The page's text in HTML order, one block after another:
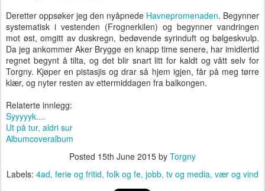
Deretter oppsøker jeg den nyåpnede Havnepromenaden. Begynner
systematisk i vestenden (Frognerkilen) og begynner vandringen
mot øst, omgitt av duskregn, bedøvende syrinduft og bølgeskvulp.
Da jeg ankommer Aker Brygge en knapp time senere, har imidlertid
regnet begynt å tilta, og det blir snart litt for kaldt og vått selv for
Torgny. Kjøper en pistasjis og drar så hjem igjen, får på meg tørre
klær, og nyter resten av ettermiddagen fra balkongen.
Relaterte innlegg:
Syyyyyk....
Ut på tur, aldri sur
Albumcoveralbum
Posted 15th June 2015 by Torgny
Labels: 4ad ferie og fritid folk og fe jobb tv og media vær og vind